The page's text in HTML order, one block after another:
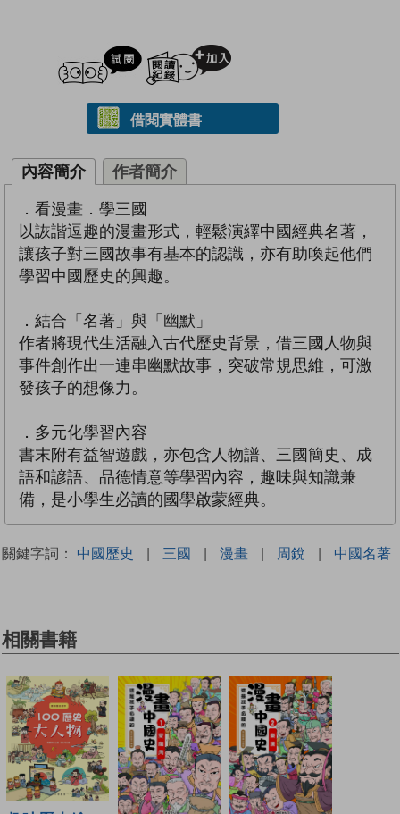
試閲
借閱實體書
內容簡介 作者簡介
．看漫畫．學三國
以詼諧逗趣的漫畫形式，輕鬆演繹中國經典名著，
讓孩子對三國故事有基本的認識，亦有助喚起他們
學習中國歷史的興趣。
．結合「名著」與「幽默」
作者將現代生活融入古代歷史背景，借三國人物與
事件創作出一連串幽默故事，突破常規思維，可激
發孩子的想像力。
．多元化學習內容
書末附有益智遊戲，亦包含人物譜、三國簡史、成
語和諺語、品德情意等學習內容，趣味與知識兼
備，是小學生必讀的國學啟蒙經典。
關鍵字詞： 中國歷史 | 三國 | 漫畫 | 周銳 | 中國名著
相關書籍